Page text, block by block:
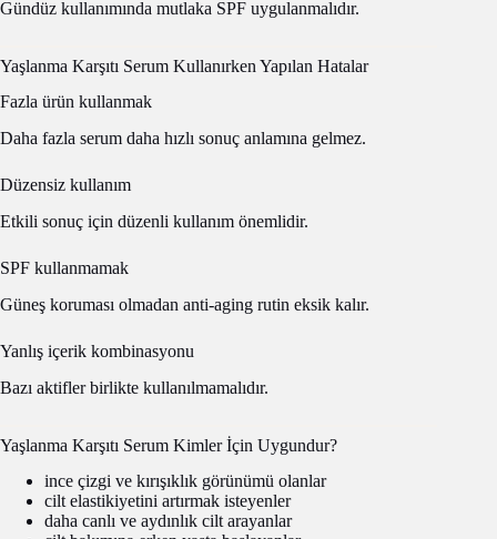
Gündüz kullanımında mutlaka SPF uygulanmalıdır.
Yaşlanma Karşıtı Serum Kullanırken Yapılan Hatalar
Fazla ürün kullanmak
Daha fazla serum daha hızlı sonuç anlamına gelmez.
Düzensiz kullanım
Etkili sonuç için düzenli kullanım önemlidir.
SPF kullanmamak
Güneş koruması olmadan anti-aging rutin eksik kalır.
Yanlış içerik kombinasyonu
Bazı aktifler birlikte kullanılmamalıdır.
Yaşlanma Karşıtı Serum Kimler İçin Uygundur?
ince çizgi ve kırışıklık görünümü olanlar
cilt elastikiyetini artırmak isteyenler
daha canlı ve aydınlık cilt arayanlar